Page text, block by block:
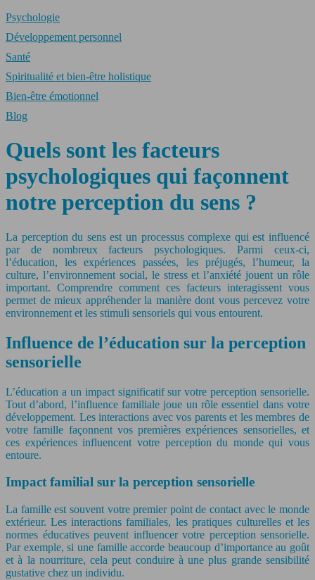
Psychologie
Développement personnel
Santé
Spiritualité et bien-être holistique
Bien-être émotionnel
Blog
Quels sont les facteurs
psychologiques qui façonnent
notre perception du sens ?
La perception du sens est un processus complexe qui est influencé
par de nombreux facteurs psychologiques. Parmi ceux-ci,
l’éducation, les expériences passées, les préjugés, l’humeur, la
culture, l’environnement social, le stress et l’anxiété jouent un rôle
important. Comprendre comment ces facteurs interagissent vous
permet de mieux appréhender la manière dont vous percevez votre
environnement et les stimuli sensoriels qui vous entourent.
Influence de l’éducation sur la perception
sensorielle
L’éducation a un impact significatif sur votre perception sensorielle.
Tout d’abord, l’influence familiale joue un rôle essentiel dans votre
développement. Les interactions avec vos parents et les membres de
votre famille façonnent vos premières expériences sensorielles, et
ces expériences influencent votre perception du monde qui vous
entoure.
Impact familial sur la perception sensorielle
La famille est souvent votre premier point de contact avec le monde
extérieur. Les interactions familiales, les pratiques culturelles et les
normes éducatives peuvent influencer votre perception sensorielle.
Par exemple, si une famille accorde beaucoup d’importance au goût
et à la nourriture, cela peut conduire à une plus grande sensibilité
gustative chez un individu.